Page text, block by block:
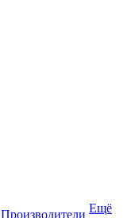
Производители Ещё